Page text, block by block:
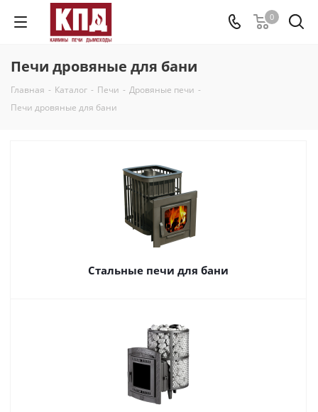
0
Печи дровяные для бани
Главная - Каталог - Печи - Дровяные печи -
Печи дровяные для бани
Стальные печи для бани